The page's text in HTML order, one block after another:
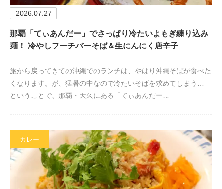
2026.07.27
那覇「てぃあんだー」でさっぱり冷たいよもぎ練り込み
麺！ 冷やしフーチバーそば＆生にんにく唐辛子
旅から戻ってきての沖縄でのランチは、やはり沖縄そばが食べた
くなります。が、猛暑の中なので冷たいそばを求めてしまう…
ということで、那覇・天久にある「てぃあんだー…
カレー